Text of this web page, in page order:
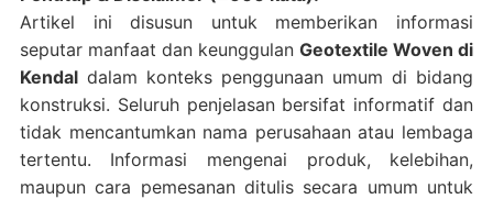
Artikel ini disusun untuk memberikan informasi
seputar manfaat dan keunggulanGeotextile Woven di
Kendaldalam konteks penggunaan umum di bidang
konstruksi. Seluruh penjelasan bersifat informatif dan
tidak mencantumkan nama perusahaan atau lembaga
tertentu. Informasi mengenai produk, kelebihan,
maupun cara pemesanan ditulis secara umum untuk